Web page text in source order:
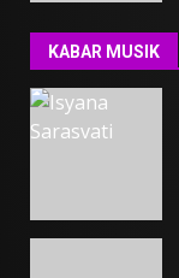
KABAR MUSIK